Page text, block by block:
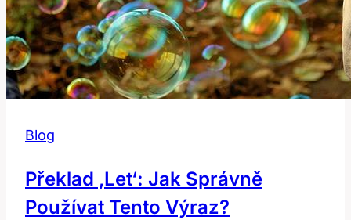
Blog
Překlad ‚let‘: Jak Správně
Používat Tento Výraz?